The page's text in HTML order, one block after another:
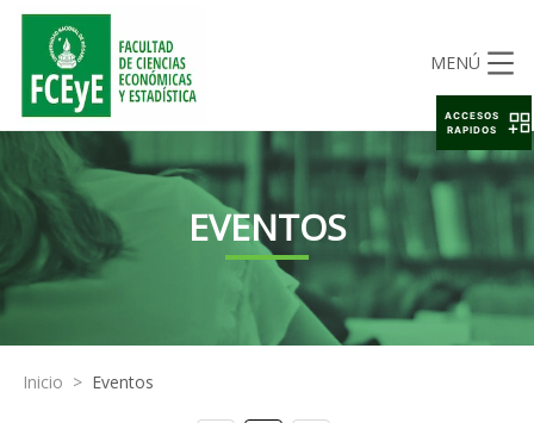
MENÚ
EVENTOS
Inicio > Eventos
ACCESOS
RAPIDOS